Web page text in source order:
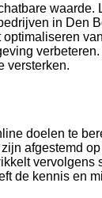
in Den
versterken.
doelen te
afgestemd
de kennis en